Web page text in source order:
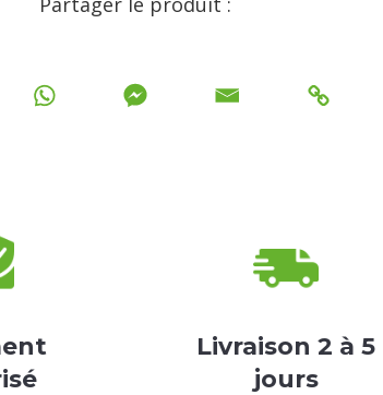
Livraison 2 à 5
jours